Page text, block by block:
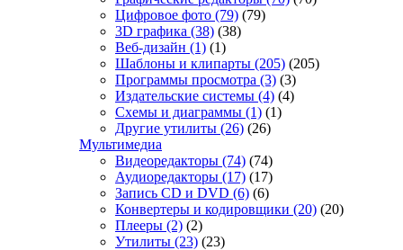
Цифровое фото (79) (79)
3D графика (38) (38)
Веб-дизайн (1) (1)
Шаблоны и клипарты (205) (205)
Программы просмотра (3) (3)
Издательские системы (4) (4)
Схемы и диаграммы (1) (1)
Другие утилиты (26) (26)
Мультимедиа
Видеоредакторы (74) (74)
Аудиоредакторы (17) (17)
Запись CD и DVD (6) (6)
Конвертеры и кодировщики (20) (20)
Плееры (2) (2)
Утилиты (23) (23)